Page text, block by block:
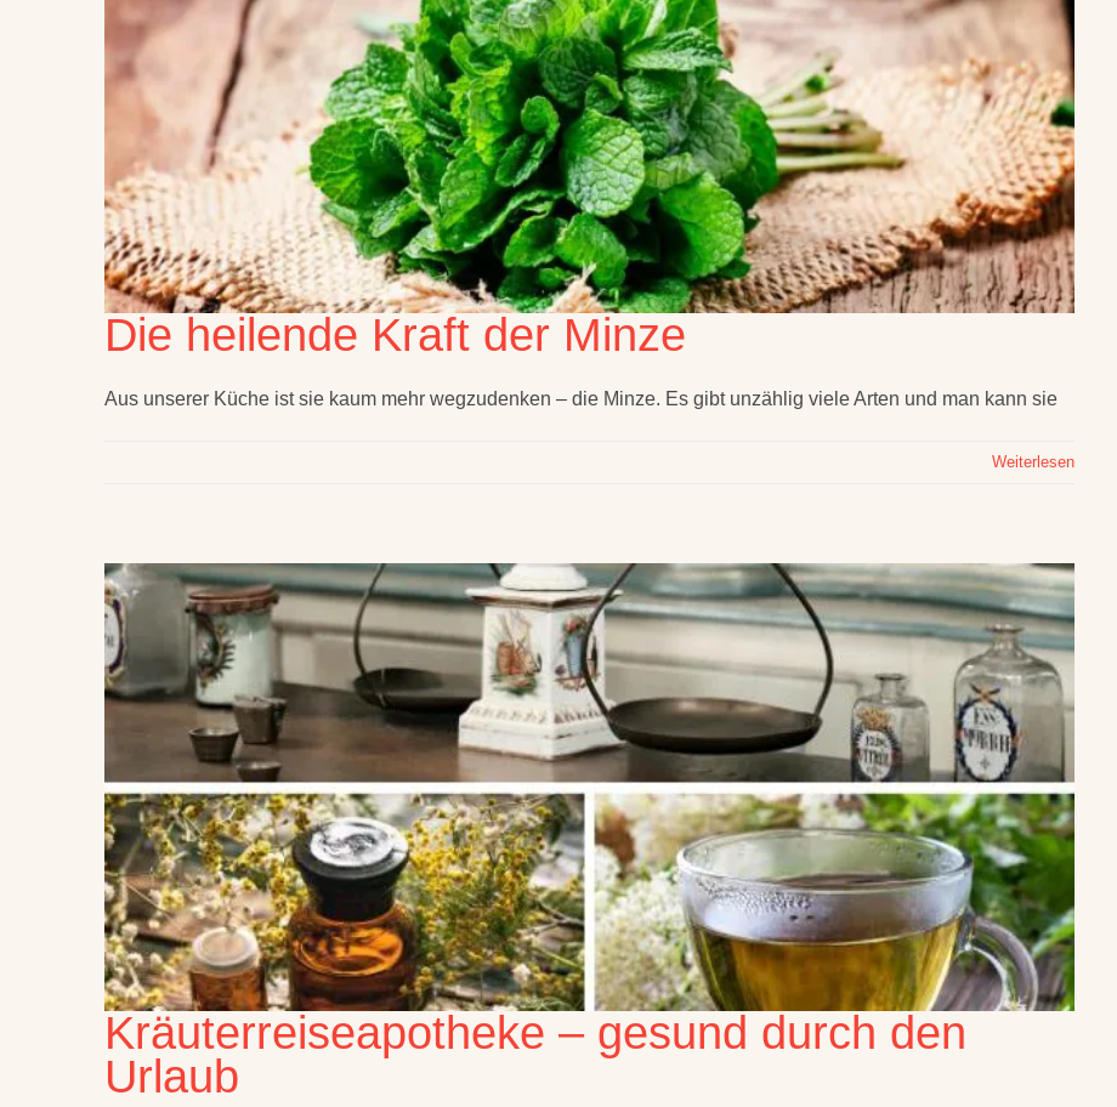
Die heilende Kraft der Minze
Aus unserer Küche ist sie kaum mehr wegzudenken – die Minze. Es gibt unzählig viele Arten und man kann sie
Weiterlesen
Kräuterreiseapotheke – gesund durch den
Urlaub